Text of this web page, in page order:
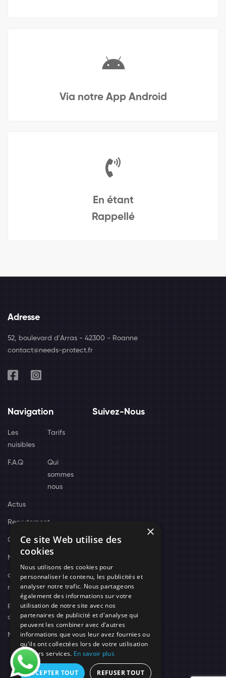
Via notre App Android
En étant
Rappellé
Adresse
52, boulevard d'Arras - 42300 - Roanne
contact@needs-protect.fr
Navigation
Les
nuisibles
Tarifs
F.A.Q
Qui
sommes
nous
Actus
Recrutement
Contact
Nos techniciens
campagne-
recrutement
politique de
confidentialité
Mentions légales
Suivez-Nous
×
Ce site Web utilise des
cookies
Nous utilisons des cookies pour
personnaliser le contenu, les publicités et
analyser notre trafic. Nous partageons
également des informations sur votre
utilisation de notre site avec nos
partenaires de publicité et d'analyse qui
peuvent les combiner avec d'autres
informations que vous leur avez fournies ou
qu'ils ont collectées lors de votre utilisation
de leurs services. En savoir plus
ACCEPTER TOUT REFUSER TOUT